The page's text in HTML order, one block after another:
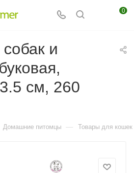
0
и
см, 260
Домашние питомцы — Товары для кошек